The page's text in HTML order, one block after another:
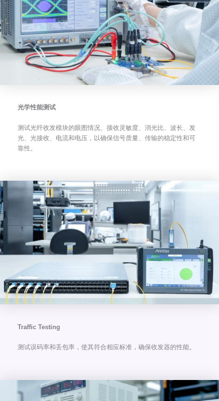
光学性能测试
测试光纤收发模块的眼图情况、接收灵敏度、消光比、波长、发
光、光接收、电流和电压，以确保信号质量、传输的稳定性和可
靠性。
Traffic Testing
测试误码率和丢包率，使其符合相应标准，确保收发器的性能。